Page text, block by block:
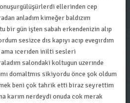
ellerinden cep
anladım kimeğer baldızım
bir gün işten sabah erkendenizin alıp
sesizce dıs kapıyı acıp evegırdım
ama ıcerıden inilti sesleri
salondaki koltugun uzerınde
domaltmıs sikiyordu önce şok oldum
beni çok tahrik etti biraz seyrettim
karım nerdeydi onuda cok merak